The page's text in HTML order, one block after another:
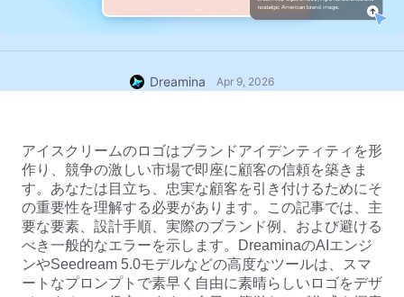
Dreamina Apr 9, 2026
アイスクリームのロゴはブランドアイデンティティを形
作り、競争の激しい市場で即座に顧客の信頼を築きま
す。あなたは目立ち、忠実な顧客を引き付けるためにそ
の重要性を理解する必要があります。この記事では、主
要な要素、設計手順、実際のブランド例、および避ける
べき一般的なエラーを示します。DreaminaのAIエンジ
ンやSeedream 5.0モデルなどの高度なツールは、スマ
ートなプロンプトで素早く自由に素晴らしいロゴをデザ